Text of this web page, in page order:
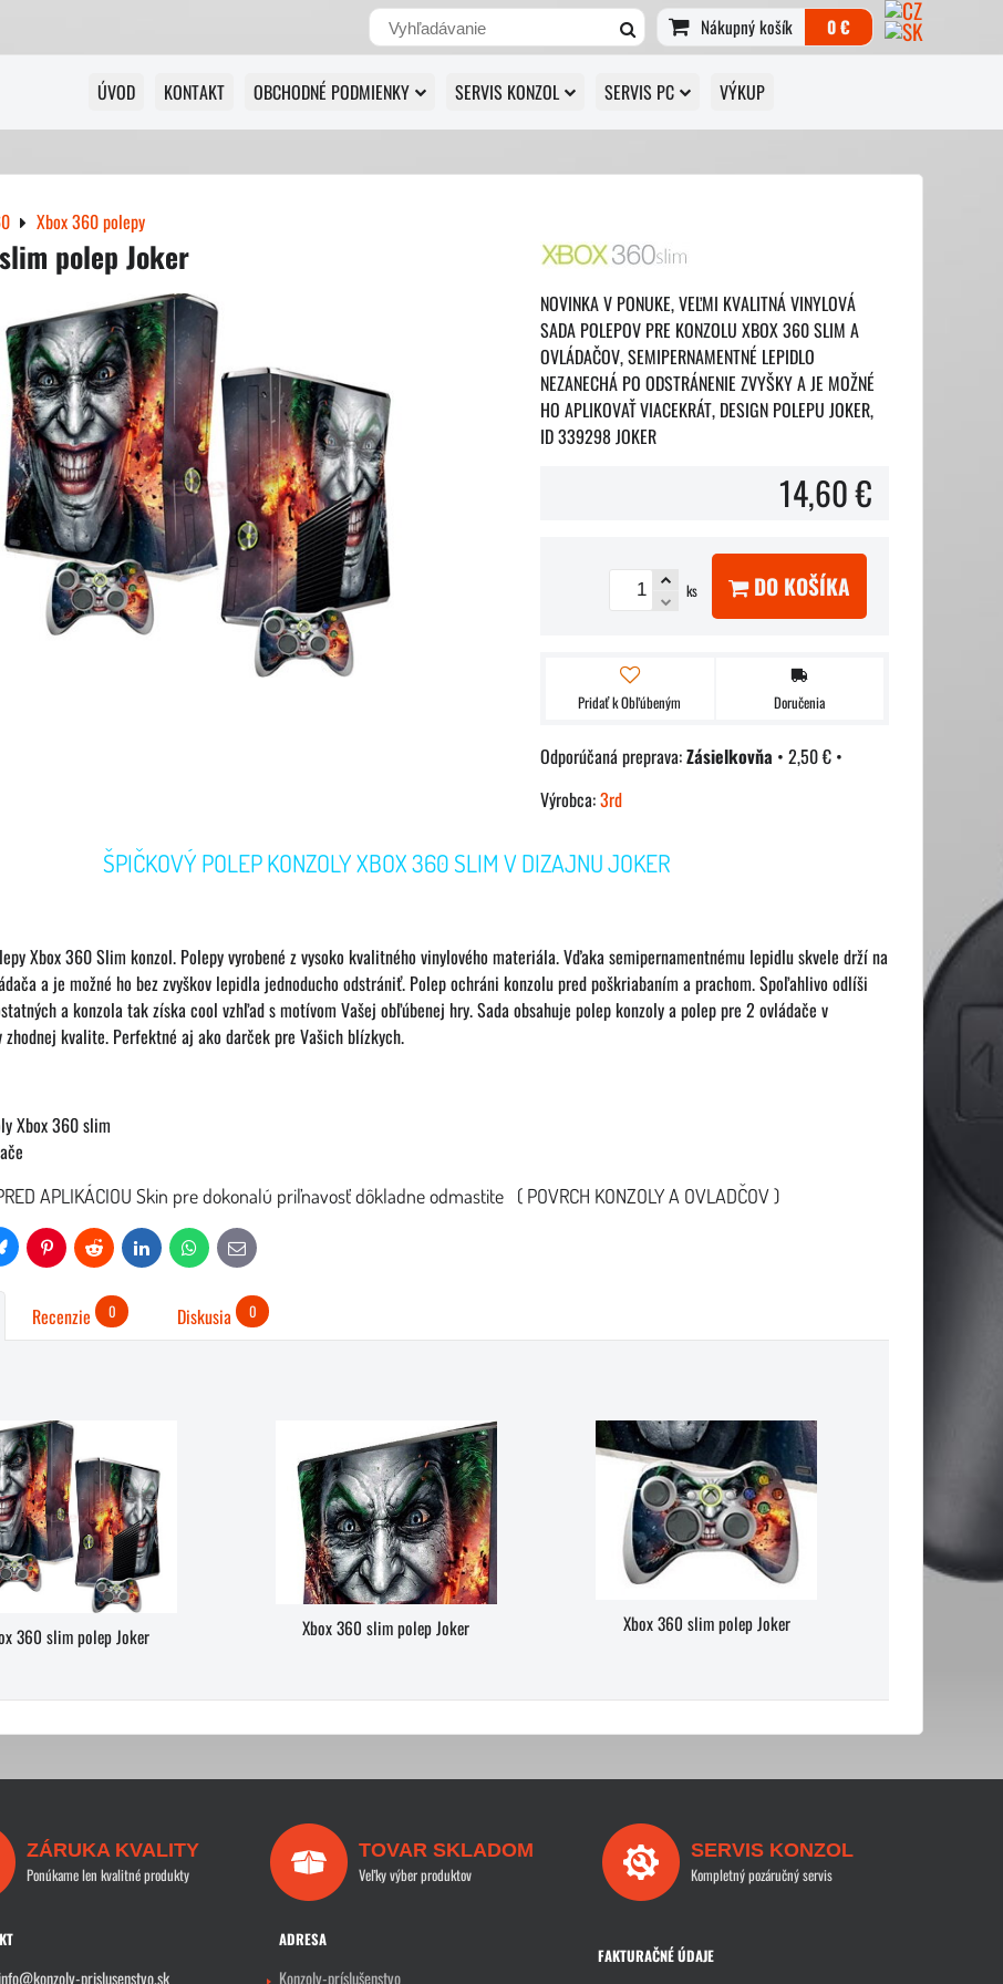
Nákupný košík 0 €
ÚVOD KONTAKT OBCHODNÉ PODMIENKY SERVIS KONZOL SERVIS PC VÝKUP
Xbox 360 polepy
polep Joker
NOVINKA V PONUKE, VEĽMI KVALITNÁ VINYLOVÁ
SADA POLEPOV PRE KONZOLU XBOX 360 SLIM A
OVLÁDAČOV, SEMIPERNAMENTNÉ LEPIDLO
NEZANECHÁ PO ODSTRÁNENIE ZVYŠKY A JE MOŽNÉ
HO APLIKOVAŤ VIACEKRÁT, DESIGN POLEPU JOKER,
ID 339298 JOKER
14,60 €
ks DO KOŠÍKA
Pridať k Obľúbeným Doručenia
Zásielkovňa • 2,50 € •
Výrobca:3rd
ŠPIČKOVÝ POLEP KONZOLY XBOX 360 SLIM V DIZAJNU JOKER
Xbox 360 Slim konzol. Polepy vyrobené z vysoko kvalitného vinylového materiála. Vďaka semipernamentnému lepidlu skvele drží na
a je možné ho bez zvyškov lepidla jednoducho odstrániť. Polep ochráni konzolu pred poškriabaním a prachom. Spoľahlivo odlíši
a konzola tak získa cool vzhľad s motívom Vašej obľúbenej hry. Sada obsahuje polep konzoly a polep pre 2 ovládače v
zhodnej kvalite. Perfektné aj ako darček pre Vašich blízkych.
Xbox 360 slim
APLIKÁCIOU Skin pre dokonalú priľnavosť dôkladne odmastite ( POVRCH KONZOLY A OVLADČOV )
PinterestReddit LinkedIn WhatsAppE-
mail
Recenzie 0 Diskusia 0
360 slim polep Joker Xbox 360 slim polep Joker Xbox 360 slim polep Joker
ZÁRUKA KVALITY
Ponúkame len kvalitné produkty
TOVAR SKLADOM
Veľky výber produktov
SERVIS KONZOL
Kompletný pozáručný servis
info@konzoly-prislusenstvo.sk
ADRESA
Konzoly-príslušenstvo
FAKTURAČNÉ ÚDAJE